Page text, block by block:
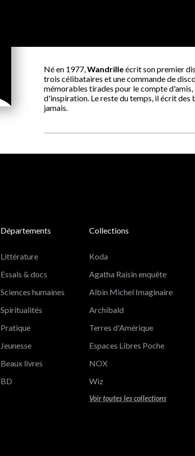
Né en 1977,Wandrilleécrit son premier
trois célibataires et une commande de
mémorables tirades pour le compte
d'inspiration. Le reste du temps, il écrit des
jamais.
Départements
Littérature
Essais & docs
Sciences humaines
Spiritualités
Pratique
Jeunesse
Beaux livres
BD
Collections
Koda
Agatha Raisin enquête
Albin Michel Imaginaire
Archibald
Terres d'Amérique
Espaces Libres Poche
NOX
Wiz
Voir toutes les collections